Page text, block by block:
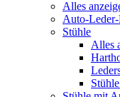
Alles
Auto-
Stühle
Alles